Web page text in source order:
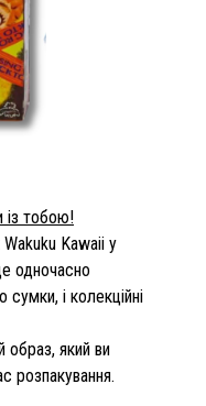
із тобою!
Kawaii у
одночасно
і колекційні
образ, який ви
розпакування.